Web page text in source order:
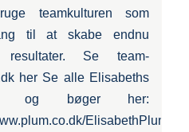
teamkulturen som
til at skabe endnu
resultater. Se team-
her Se alle Elisabeths
og bøger her:
ElisabethPlum-